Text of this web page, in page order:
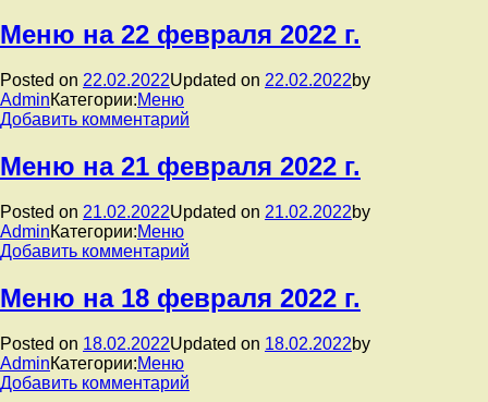
Меню
на
февраля
г.
Меню на 22 февраля 2022 г.
Posted on 22.02.2022Updated on 22.02.2022by
AdminКатегории:Меню
Добавить комментарий
Меню
на
февраля
г.
Меню на 21 февраля 2022 г.
Posted on 21.02.2022Updated on 21.02.2022by
AdminКатегории:Меню
Добавить комментарий
Меню
на
февраля
г.
Меню на 18 февраля 2022 г.
Posted on 18.02.2022Updated on 18.02.2022by
AdminКатегории:Меню
Добавить комментарий